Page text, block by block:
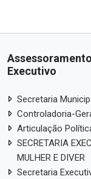
Executivo
Secretaria
Controladoria-
Articulação
SECRETARIA
MULHER E DIVER
Secretaria